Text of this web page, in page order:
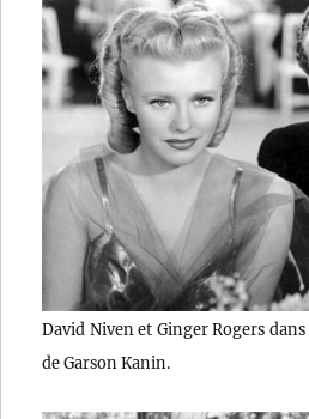
David Niven et Ginger Rogers dans
de Garson Kanin.